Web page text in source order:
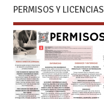
PERMISOS Y LICENCIAS